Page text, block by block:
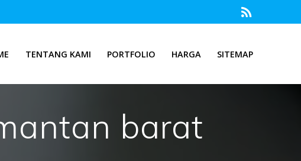
TENTANG KAMI PORTFOLIO HARGA SITEMAP
barat